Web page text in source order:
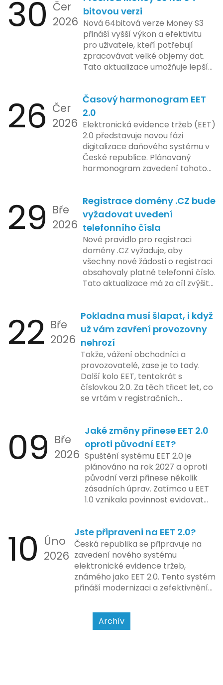
regulační orgány různých zemí jsou
na pozoru a sledují vývoj celého
případu velmi bedlivě. Vedení
společnosti zatím neposkytlo
podrobnější informace o
konkrétních záměrech či časové
ose zavedení této technologie.
mají možnost předem se seznámit s
aktualizacemi, a tím lépe připravit
své systémy na oficiální zavedení
nového systému.
30 Čer
2026
bitovou verzi
Nová 64bitová verze Money S3
přináší vyšší výkon a efektivitu
pro uživatele, kteří potřebují
zpracovávat velké objemy dat.
Tato aktualizace umožňuje lepší
podniky s náročnými účetními
procesy.
26 Čer
2026
Časový harmonogram EET
2.0
Elektronická evidence tržeb (EET)
2.0 představuje novou fázi
digitalizace daňového systému v
České republice. Plánovaný
harmonogram zavedení tohoto
zahrnuje přípravu technické
platformy a legislativních změn,
které by měly být předloženy do
konce tohoto roku. Očekává se,
že tato fáze umožní adaptaci
systémů a rozšíření podpory pro
podnikatele, přičemž všechny
potřebné technologie by měly
být dostupné k testování v rámci
plánovaná na první pololetí
následujícího roku, je zaměřena
na školení a edukaci uživatelů,
včetně přípravy materiálů a
školení pro zaměstnavatele a
účetní firmy. V této fázi dojde
také k oficiálnímu spuštění
systému pro vybrané segmenty
podnikání. Třetí a konečná fáze
integraci systému EET 2.0 do
praxe, s povinností prodejců
zapojit se do nového systému,
včetně zvýšeného dohledu nad
dodržováním pravidel.
29 Bře
2026
Registrace domény .CZ bude
vyžadovat uvedení
telefonního čísla
Nové pravidlo pro registraci
domény .CZ vyžaduje, aby
všechny nové žádosti o registraci
obsahovaly platné telefonní číslo.
Tato aktualizace má za cíl zvýšit
České republice. Povinnost uvést
telefonní číslo se týká všech
nově registrovaných domén, a
také může ovlivnit stávající
majitele domén při aktualizaci
jejich údajů.
22 Bře
2026
Pokladna musí šlapat, i když
už vám zavření provozovny
nehrozí
Takže, vážení obchodníci a
provozovatelé, zase je to tady.
Další kolo EET, tentokrát s
číslovkou 2.0. Za těch třicet let, co
se vrtám v registračních
pokladen, co se občas zasekly, až
po ty nejmodernější dotykové
systémy, co umí pomalu i kafe
uvařit. A jedno vím jistě: legislativa
se mění, ale základní pravidlo
zůstává – pokladna musí šlapat
jako hodinky. Jinak jsou problémy.
09 Bře
2026
Jaké změny přinese EET 2.0
oproti původní EET?
Spuštění systému EET 2.0 je
plánováno na rok 2027 a oproti
původní verzi přinese několik
zásadních úprav. Zatímco u EET
1.0 vznikala povinnost evidovat
bezhotovostní transakci – nově
se má tato povinnost odvíjet od
povahy podnikatelské činnosti a
způsobu interakce se
zákazníkem.
10 Úno
2026
Jste připraveni na EET 2.0?
Česká republika se připravuje na
zavedení nového systému
elektronické evidence tržeb,
známého jako EET 2.0. Tento systém
přináší modernizaci a zefektivnění
usnadnit život podnikatelům i
kontrolním orgánům. Podívejme se
na hlavní změny, které EET 2.0
Archív